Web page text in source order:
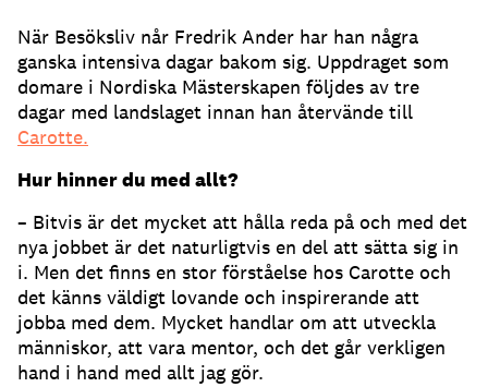
När Besöksliv når Fredrik Ander har han några
ganska intensiva dagar bakom sig. Uppdraget som
domare i Nordiska Mästerskapen följdes av tre
dagar med landslaget innan han återvände till
Carotte.
Hur hinner du med allt?
– Bitvis är det mycket att hålla reda på och med det
nya jobbet är det naturligtvis en del att sätta sig in
i. Men det finns en stor förståelse hos Carotte och
det känns väldigt lovande och inspirerande att
jobba med dem. Mycket handlar om att utveckla
människor, att vara mentor, och det går verkligen
hand i hand med allt jag gör.